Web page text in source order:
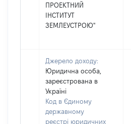
ПРОЕКТНИЙ
ІНСТИТУТ
ЗЕМЛЕУСТРОЮ"
Джерело доходу:
Юридична особа,
зареєстрована в
Україні
Код в Єдиному
державному
реєстрі юридичних